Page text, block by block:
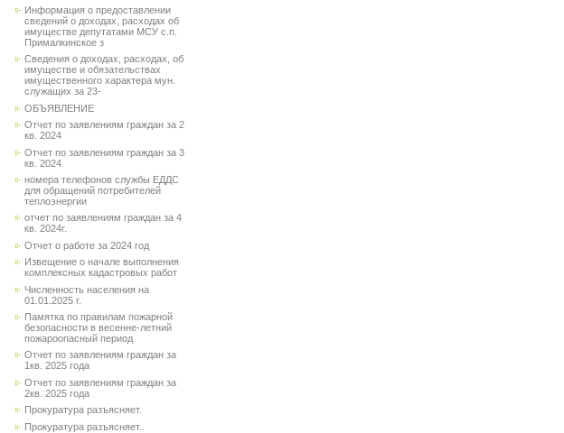
Информация о предоставлении
сведений о доходах, расходах об
имуществе депутатами МСУ с.п.
Прималкинское з
Сведения о доходах, расходах, об
имуществе и обязательствах
имущественного характера мун.
служащих за 23-
ОБЪЯВЛЕНИЕ
Отчет по заявлениям граждан за 2
кв. 2024
Отчет по заявлениям граждан за 3
кв. 2024
номера телефонов службы ЕДДС
для обращений потребителей
теплоэнергии
отчет по заявлениям граждан за 4
кв. 2024г.
Отчет о работе за 2024 год
Извещение о начале выполнения
комплексных кадастровых работ
Численность населения на
01.01.2025 г.
Памятка по правилам пожарной
безопасности в весенне-летний
пожароопасный период
Отчет по заявлениям граждан за
1кв. 2025 года
Отчет по заявлениям граждан за
2кв. 2025 года
Прокуратура разъясняет.
Прокуратура разъясняет..